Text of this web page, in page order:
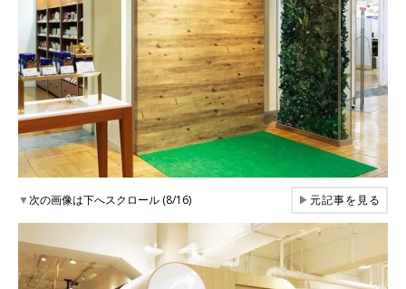
▼次の画像は下へスクロール (8/16) ▶元記事を見る